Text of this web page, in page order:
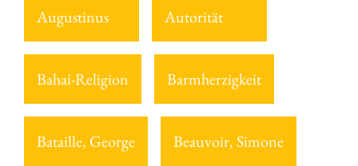
Augustinus Autorität
Bahai-Religion Barmherzigkeit
Bataille, George Beauvoir, Simone